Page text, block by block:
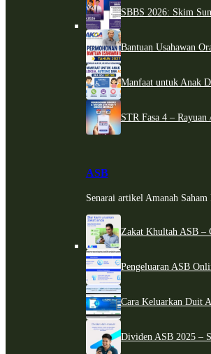
SBBS 2026: Skim
Bantuan Usahawan
Manfaat untuk Anak
STR Fasa 4 –
ASB
Senarai artikel Amanah
Zakat Khultah ASB –
Pengeluaran ASB
Cara Keluarkan Duit
Dividen ASB 2025 –